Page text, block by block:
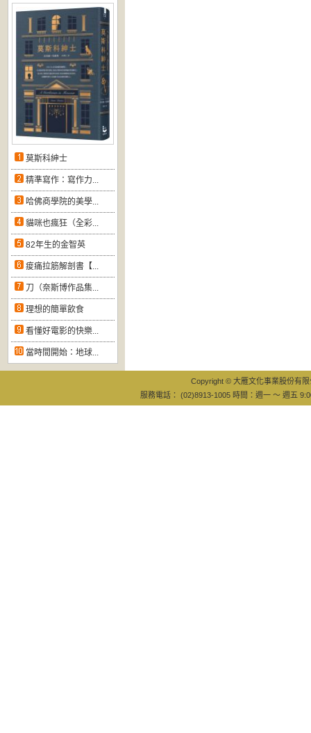
莫斯科紳士
精準寫作：寫作力...
哈佛商學院的美學...
貓咪也瘋狂（全彩...
82年生的金智英
痠痛拉筋解剖書【...
刀（奈斯博作品集...
理想的簡單飲食
看懂好電影的快樂...
當時間開始：地球...
Copyright © 大雁文化事業股份有
服務電話： (02)8913-1005 時間：週一 ～ 週五